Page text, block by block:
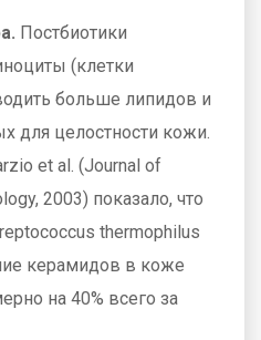
Постбиотики
(клетки
больше липидов и
для целостности кожи.
et al. (Journal of
2003) показало, что
thermophilus
керамидов в коже
на 40% всего за